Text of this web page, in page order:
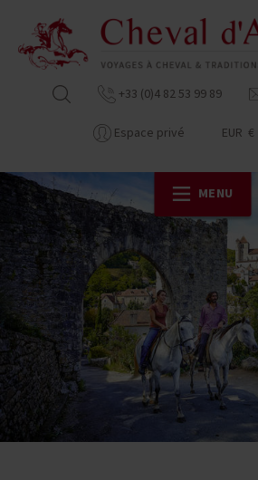
+33 (0)4 82 53 99 89
Espace privé EUR €
MENU